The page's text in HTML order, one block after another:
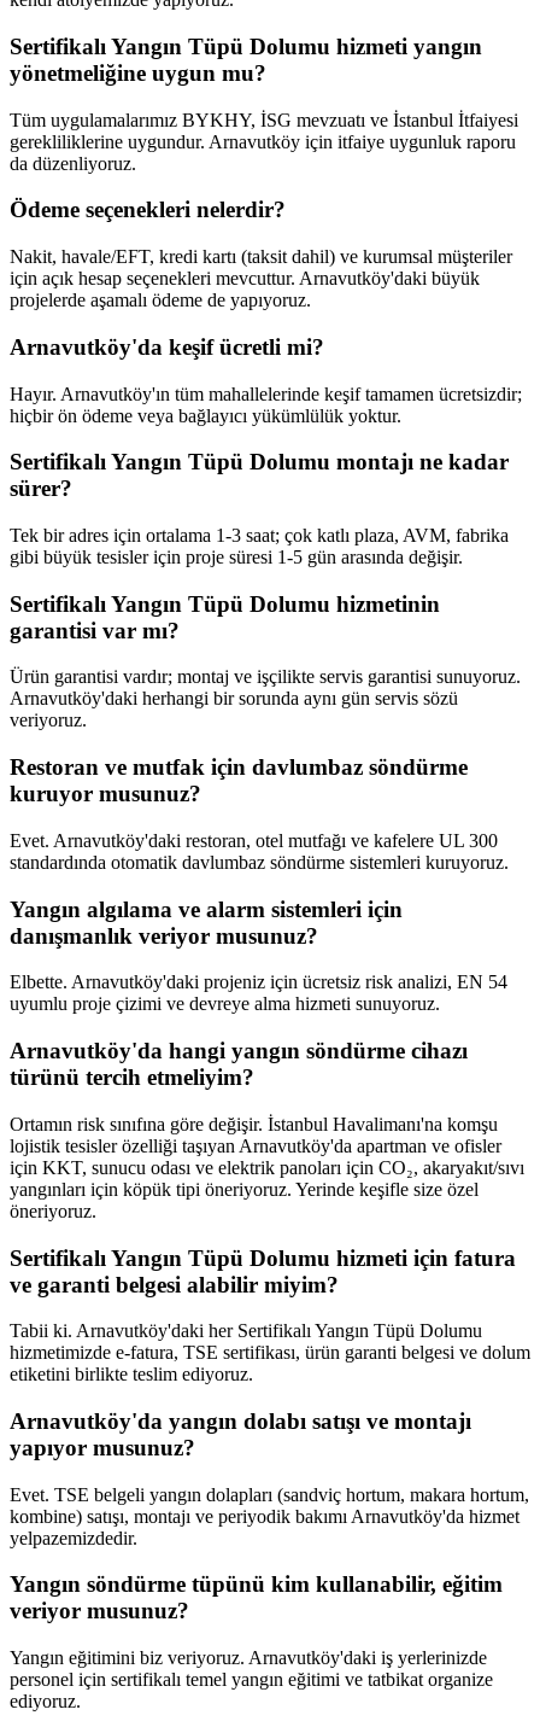
Sertifikalı Yangın Tüpü Dolumu hizmeti yangın
yönetmeliğine uygun mu?
Tüm uygulamalarımız BYKHY, İSG mevzuatı ve İstanbul İtfaiyesi
gerekliliklerine uygundur. Arnavutköy için itfaiye uygunluk raporu
da düzenliyoruz.
Ödeme seçenekleri nelerdir?
Nakit, havale/EFT, kredi kartı (taksit dahil) ve kurumsal müşteriler
için açık hesap seçenekleri mevcuttur. Arnavutköy'daki büyük
projelerde aşamalı ödeme de yapıyoruz.
Arnavutköy'da keşif ücretli mi?
Hayır. Arnavutköy'ın tüm mahallelerinde keşif tamamen ücretsizdir;
hiçbir ön ödeme veya bağlayıcı yükümlülük yoktur.
Sertifikalı Yangın Tüpü Dolumu montajı ne kadar
sürer?
Tek bir adres için ortalama 1-3 saat; çok katlı plaza, AVM, fabrika
gibi büyük tesisler için proje süresi 1-5 gün arasında değişir.
Sertifikalı Yangın Tüpü Dolumu hizmetinin
garantisi var mı?
Ürün garantisi vardır; montaj ve işçilikte servis garantisi sunuyoruz.
Arnavutköy'daki herhangi bir sorunda aynı gün servis sözü
veriyoruz.
Restoran ve mutfak için davlumbaz söndürme
kuruyor musunuz?
Evet. Arnavutköy'daki restoran, otel mutfağı ve kafelere UL 300
standardında otomatik davlumbaz söndürme sistemleri kuruyoruz.
Yangın algılama ve alarm sistemleri için
danışmanlık veriyor musunuz?
Elbette. Arnavutköy'daki projeniz için ücretsiz risk analizi, EN 54
uyumlu proje çizimi ve devreye alma hizmeti sunuyoruz.
Arnavutköy'da hangi yangın söndürme cihazı
türünü tercih etmeliyim?
Ortamın risk sınıfına göre değişir. İstanbul Havalimanı'na komşu
lojistik tesisler özelliği taşıyan Arnavutköy'da apartman ve ofisler
için KKT, sunucu odası ve elektrik panoları için CO₂, akaryakıt/sıvı
yangınları için köpük tipi öneriyoruz. Yerinde keşifle size özel
öneriyoruz.
Sertifikalı Yangın Tüpü Dolumu hizmeti için fatura
ve garanti belgesi alabilir miyim?
Tabii ki. Arnavutköy'daki her Sertifikalı Yangın Tüpü Dolumu
hizmetimizde e-fatura, TSE sertifikası, ürün garanti belgesi ve dolum
etiketini birlikte teslim ediyoruz.
Arnavutköy'da yangın dolabı satışı ve montajı
yapıyor musunuz?
Evet. TSE belgeli yangın dolapları (sandviç hortum, makara hortum,
kombine) satışı, montajı ve periyodik bakımı Arnavutköy'da hizmet
yelpazemizdedir.
Yangın söndürme tüpünü kim kullanabilir, eğitim
veriyor musunuz?
Yangın eğitimini biz veriyoruz. Arnavutköy'daki iş yerlerinizde
personel için sertifikalı temel yangın eğitimi ve tatbikat organize
ediyoruz.